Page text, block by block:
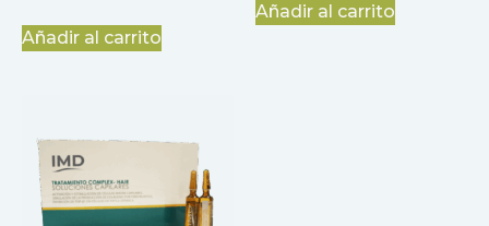
Añadir al carrito
Añadir al carrito